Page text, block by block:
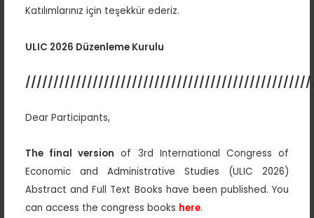
Katılımlarınız için teşekkür ederiz.
ULIC 2026 Düzenleme Kurulu
Dear Participants,
The final version of 3rd International Congress of
Economic and Administrative Studies (ULIC 2026)
Abstract and Full Text Books have been published. You
can access the congress books here.